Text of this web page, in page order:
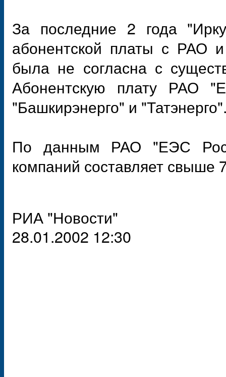
За последние 2 года
абонентской платы с РАО
была не согласна с
Абонентскую плату РАО
"Башкирэнерго" и
По данным РАО "ЕЭС
компаний составляет свыше
РИА "Новости"
28.01.2002 12:30